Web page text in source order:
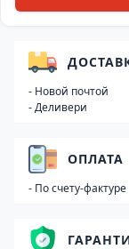
- Новой почтой
- Деливери
ОПЛАТА
- По счету-фактуре